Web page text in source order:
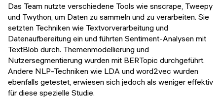
Das Team nutzte verschiedene Tools wie snscrape, Tweepy
und Twython, um Daten zu sammeln und zu verarbeiten. Sie
setzten Techniken wie Textvorverarbeitung und
Datenaufbereitung ein und führten Sentiment-Analysen mit
TextBlob durch. Themenmodellierung und
Nutzersegmentierung wurden mit BERTopic durchgeführt.
Andere NLP-Techniken wie LDA und word2vec wurden
ebenfalls getestet, erwiesen sich jedoch als weniger effektiv
für diese spezielle Studie.